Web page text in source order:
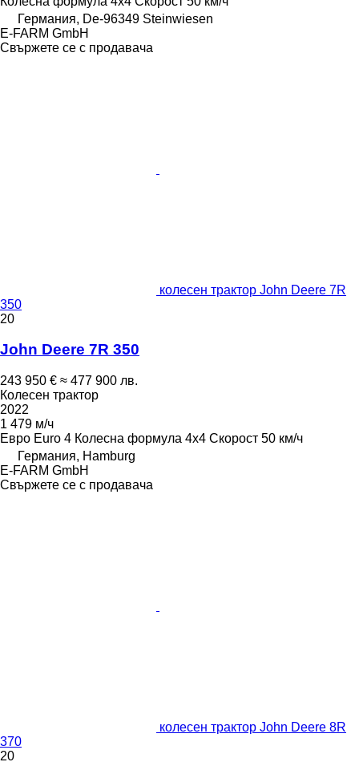
Германия, De-96349 Steinwiesen
E-FARM GmbH
Свържете се с продавача
колесен трактор John Deere 7R
350
20
John Deere 7R 350
243 950 € ≈ 477 900 лв.
Колесен трактор
2022
1 479 м/ч
Евро Euro 4 Колесна формула 4x4 Скорост 50 км/ч
Германия, Hamburg
E-FARM GmbH
Свържете се с продавача
колесен трактор John Deere 8R
370
20